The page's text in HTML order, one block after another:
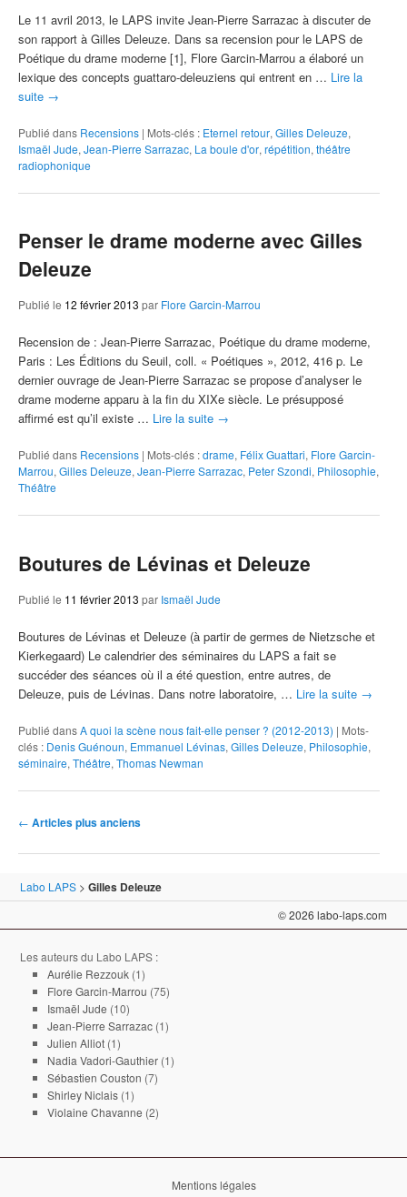
Le 11 avril 2013, le LAPS invite Jean-Pierre Sarrazac à discuter de
son rapport à Gilles Deleuze. Dans sa recension pour le LAPS de
Poétique du drame moderne [1], Flore Garcin-Marrou a élaboré un
lexique des concepts guattaro-deleuziens qui entrent en … Lire la
suite →
Publié dans Recensions | Mots-clés : Eternel retour, Gilles Deleuze,
Ismaël Jude, Jean-Pierre Sarrazac, La boule d'or, répétition, théâtre
radiophonique
Penser le drame moderne avec Gilles
Deleuze
Publié le 12 février 2013 par Flore Garcin-Marrou
Recension de : Jean‑Pierre Sarrazac, Poétique du drame moderne,
Paris : Les Éditions du Seuil, coll. « Poétiques », 2012, 416 p. Le
dernier ouvrage de Jean-Pierre Sarrazac se propose d’analyser le
drame moderne apparu à la fin du XIXe siècle. Le présupposé
affirmé est qu’il existe … Lire la suite →
Publié dans Recensions | Mots-clés :drame, Félix Guattari, Flore Garcin-
Marrou, Gilles Deleuze, Jean-Pierre Sarrazac, Peter Szondi, Philosophie,
Théâtre
Boutures de Lévinas et Deleuze
Publié le 11 février 2013 par Ismaël Jude
Boutures de Lévinas et Deleuze (à partir de germes de Nietzsche et
Kierkegaard) Le calendrier des séminaires du LAPS a fait se
succéder des séances où il a été question, entre autres, de
Deleuze, puis de Lévinas. Dans notre laboratoire, … Lire la suite →
Publié dansA quoi la scène nous fait-elle penser ? (2012-2013) | Mots-
clés : Denis Guénoun, Emmanuel Lévinas, Gilles Deleuze, Philosophie,
séminaire, Théâtre, Thomas Newman
Navigation des articles
← Articles plus anciens
Labo LAPS >Gilles Deleuze
© 2026 labo-laps.com
Les auteurs du Labo LAPS :
Aurélie Rezzouk (1)
Flore Garcin-Marrou (75)
Ismaël Jude (10)
Jean-Pierre Sarrazac (1)
Julien Alliot (1)
Nadia Vadori-Gauthier (1)
Sébastien Couston (7)
Shirley Niclais (1)
Violaine Chavanne (2)
Mentions légales